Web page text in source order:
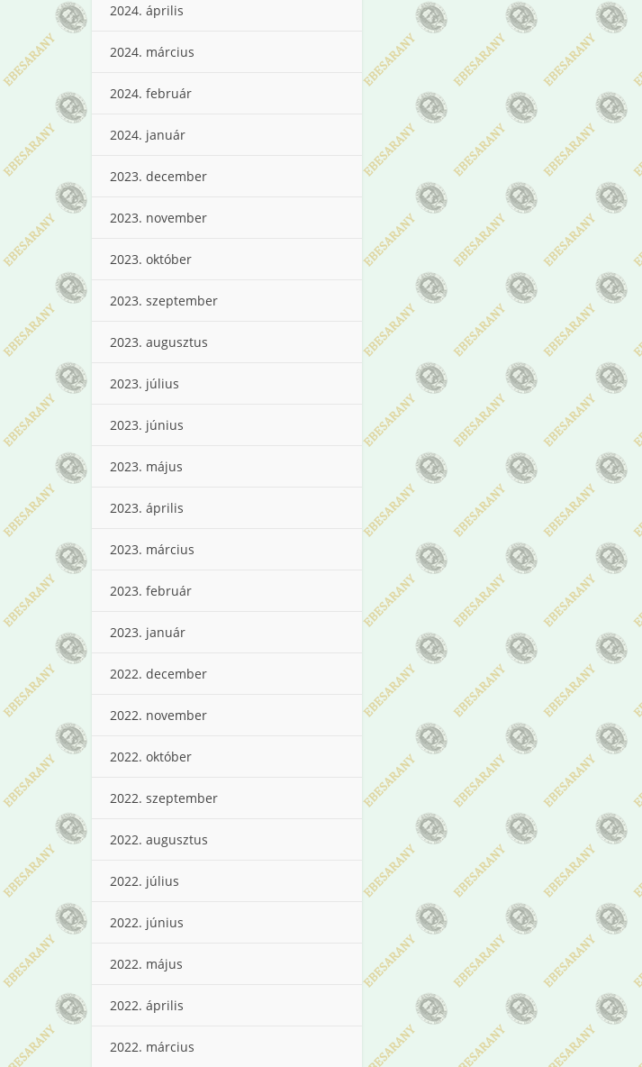
2024. április
2024. március
2024. február
2024. január
2023. december
2023. november
2023. október
2023. szeptember
2023. augusztus
2023. július
2023. június
2023. május
2023. április
2023. március
2023. február
2023. január
2022. december
2022. november
2022. október
2022. szeptember
2022. augusztus
2022. július
2022. június
2022. május
2022. április
2022. március